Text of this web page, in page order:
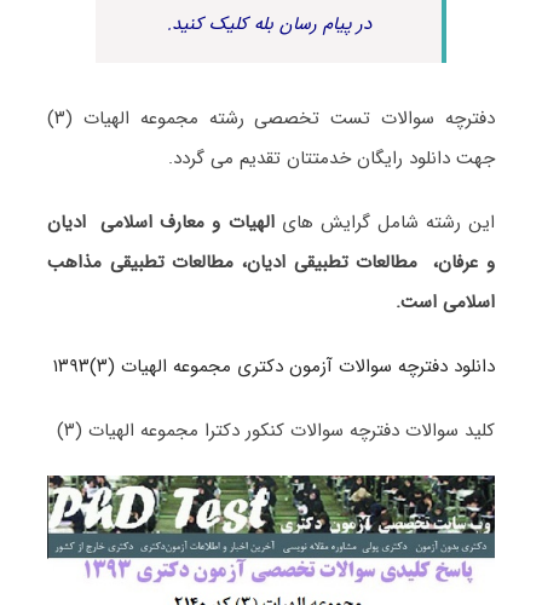
در پیام رسان بله کلیک کنید.
دفترچه سوالات تست تخصصی رشته مجموعه الهیات (۳)
جهت دانلود رایگان خدمتتان تقدیم می گردد.
این رشته شامل گرایش های الهیات و معارف اسلامی ادیان
و عرفان، مطالعات تطبیقی ادیان، مطالعات تطبیقی مذاهب
اسلامی است.
دانلود دفترچه سوالات آزمون دکتری مجموعه الهیات (۳)۱۳۹۳
کلید سوالات دفترچه سوالات کنکور دکترا مجموعه الهیات (۳)